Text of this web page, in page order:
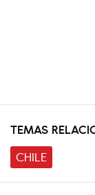
TEMAS
CHILE